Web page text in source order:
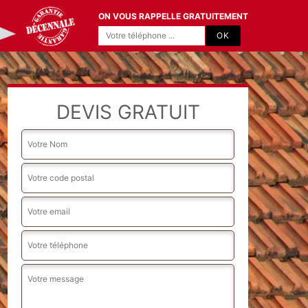
ON VOUS RAPPELLE GRATUITEMENT
DEVIS GRATUIT